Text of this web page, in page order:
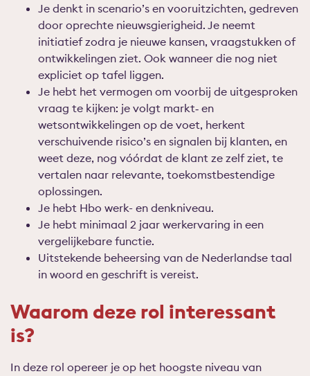
Je denkt in scenario’s en vooruitzichten, gedreven
door oprechte nieuwsgierigheid. Je neemt
initiatief zodra je nieuwe kansen, vraagstukken of
ontwikkelingen ziet. Ook wanneer die nog niet
expliciet op tafel liggen.
Je hebt het vermogen om voorbij de uitgesproken
vraag te kijken: je volgt markt‑ en
wetsontwikkelingen op de voet, herkent
verschuivende risico’s en signalen bij klanten, en
weet deze, nog vóórdat de klant ze zelf ziet, te
vertalen naar relevante, toekomstbestendige
oplossingen.
Je hebt Hbo werk- en denkniveau.
Je hebt minimaal 2 jaar werkervaring in een
vergelijkebare functie.
Uitstekende beheersing van de Nederlandse taal
in woord en geschrift is vereist.
Waarom deze rol interessant
is?
In deze rol opereer je op het hoogste niveau van